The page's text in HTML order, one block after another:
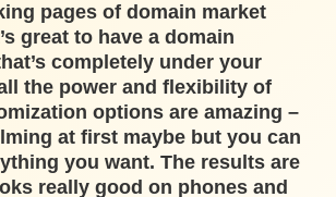
pages of domain market
great to have a domain
completely under your
the power and flexibility of
options are amazing –
at first maybe but you can
you want. The results are
really good on phones and